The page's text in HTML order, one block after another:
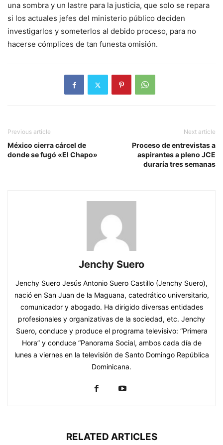
una sombra y un lastre para la justicia, que solo se repara
si los actuales jefes del ministe­rio público deciden
investigarlos y someterlos al debido proceso, para no
hacerse cómplices de tan funesta omisión.
Previous article
México cierra cárcel de
donde se fugó «El Chapo»
Next article
Proceso de entrevistas a
aspirantes a pleno JCE
duraría tres semanas
Jenchy Suero
Jenchy Suero Jesús Antonio Suero Castillo (Jenchy Suero),
nació en San Juan de la Maguana, catedrático universitario,
comunicador y abogado. Ha dirigido diversas entidades
profesionales y organizativas de la sociedad, etc. Jenchy
Suero, conduce y produce el programa televisivo: “Primera
Hora” y conduce “Panorama Social, ambos cada día de
lunes a viernes en la televisión de Santo Domingo República
Dominicana.
RELATED ARTICLES